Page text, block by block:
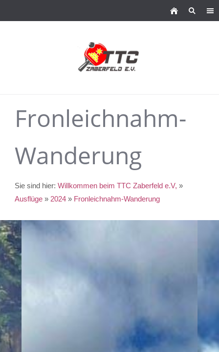
Fronleichnahm-
Wanderung
Sie sind hier: Willkommen beim TTC Zaberfeld e.V, »
Ausflüge » 2024 » Fronleichnahm-Wanderung